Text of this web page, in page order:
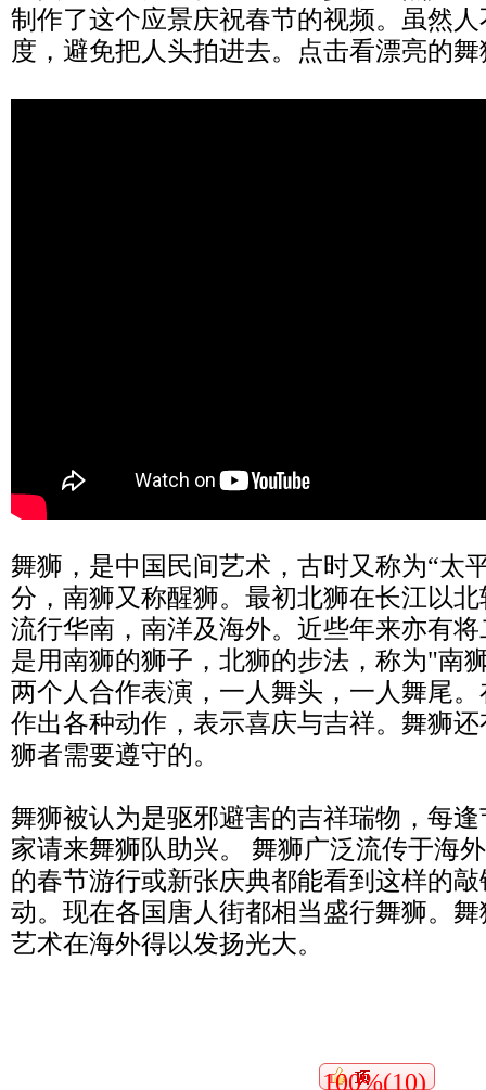
制作了这个应景庆祝春节的视频。虽然
度，避免把人头拍进去。点击看漂亮的舞
舞狮，是中国民间艺术，古时又称为“太
分，南狮又称醒狮。最初北狮在长江以
流行华南，南洋及海外。近些年来亦有
是用南狮的狮子，北狮的步法，称为"南
两个人合作表演，一人舞头，一人舞尾
作出各种动作，表示喜庆与吉祥。舞狮
狮者需要遵守的。
舞狮被认为是驱邪避害的吉祥瑞物，每
家请来舞狮队助兴。 舞狮广泛流传于海
的春节游行或新张庆典都能看到这样的
动。现在各国唐人街都相当盛行舞狮。
艺术在海外得以发扬光大。
100%(10)